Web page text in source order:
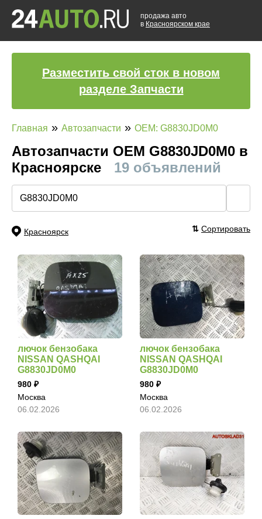
продажа авто
в Красноярском крае
Разместить свой сток в новом
разделе Запчасти
Главная » Автозапчасти » OEM: G8830JD0M0
Автозапчасти ОЕМ G8830JD0M0 в
Красноярске
19 объявлений
Красноярск ⇅ Сортировать
лючок бензобака
NISSAN QASHQAI
G8830JD0M0
980
Москва
06.02.2026
лючок бензобака
NISSAN QASHQAI
G8830JD0M0
980
Москва
06.02.2026